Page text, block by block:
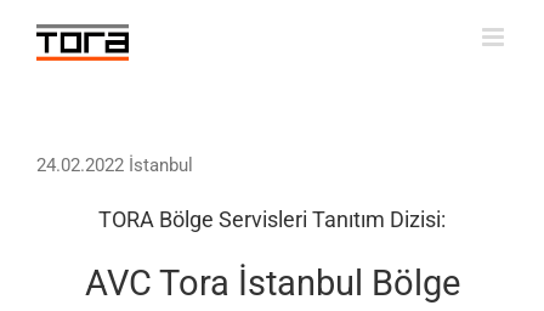
content
24.02.2022 İstanbul
TORA Bölge Servisleri Tanıtım Dizisi:
AVC Tora İstanbul Bölge